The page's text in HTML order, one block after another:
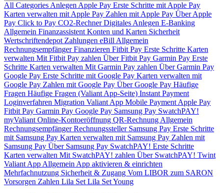
All Categories Anlegen Apple Pay Erste Schritte mit Apple Pay
Karten verwalten mit Apple Pay Zahlen mit Apple Pay Über Apple
Pay Click to Pay CO2-RechnerDigitales Anlegen E-Banking
Allgemein Finanzassistent Konten und Karten Sicherheit
Wertschriftendepot Zahlungen eBill Allgemein
RechnungsempfängerFinanzieren Fitbit Pay Erste Schritte Karten
verwalten Mit Fitbit Pay zahlen Über Fitbit Pay Garmin Pay Erste
Schritte Karten verwalten Mit Garmin Pay zahlen Über Garmin Pay
Google Pay Erste Schritte mit Google Pay Karten verwalten mit
Google Pay Zahlen mit Google Pay Über Google Pay Häufige
Fragen Häufige Fragen (Valiant App-Seite) Instant Payment
Loginverfahren Migration Valiant App Mobile Payment Apple Pay
Fitbit Pay Garmin Pay Google Pay Samsung Pay SwatchPAY!
myValiant Online-Kontoeröffnung QR-Rechnung Allgemein
RechnungsempfängerRechnungssteller Samsung Pay Erste Schritte
mit Samsung Pay Karten verwalten mit Samsung Pay Zahlen mit
Samsung Pay Über Samsung Pay SwatchPAY! Erste Schritte
Karten verwalten Mit SwatchPAY! zahlen Über SwatchPAY! Twint
Valiant App Allgemein App aktivieren & einrichten
Mehrfachnutzung Sicherheit & Zugang Vom LIBOR zum SARON
Vorsorgen Zahlen Lila Set Lila Set Young